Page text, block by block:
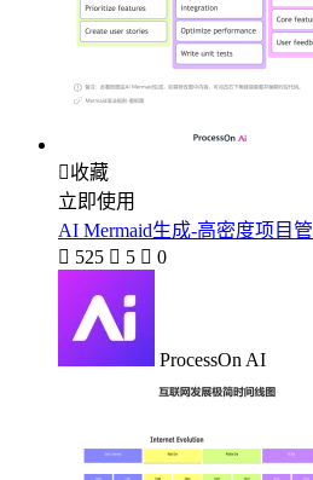
收藏
立即使用
AI Mermaid生成-高密度项目
 525  5  0
ProcessOn AI